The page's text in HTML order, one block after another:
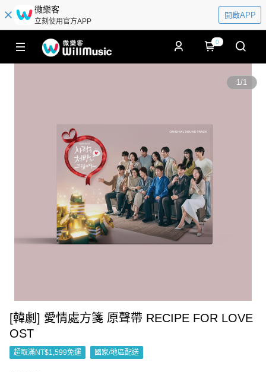
微樂客
立刻使用官方APP
開啟APP
0
1/1
[韓劇] 愛情處方箋 原聲帶 RECIPE FOR LOVE
OST
超取滿NT$1,599免運 國家/地區配送